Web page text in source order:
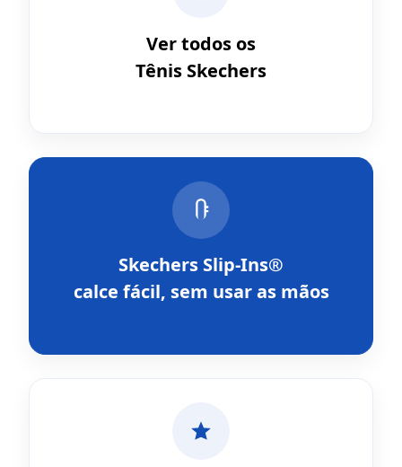
Ver todos os
Tênis Skechers
Skechers Slip-Ins®
calce fácil, sem usar as mãos